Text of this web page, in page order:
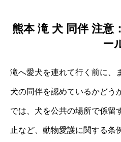
熊本 滝 犬 同伴 注意
ー
滝へ愛犬を連れて行く前に、
犬の同伴を認めているかどう
では、犬を公共の場所で係留
止など、動物愛護に関する条